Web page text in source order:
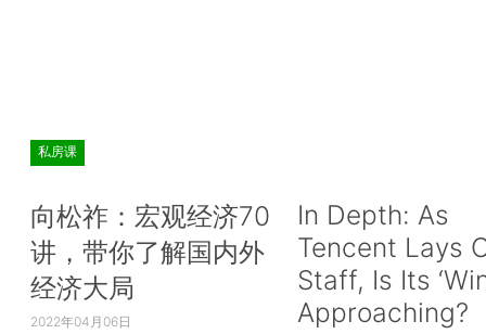
私房课
向松祚：宏观经济70
讲，带你了解国内外
经济大局
2022年04月06日
In Depth: As
Tencent Lays
Staff, Is Its
Approaching?